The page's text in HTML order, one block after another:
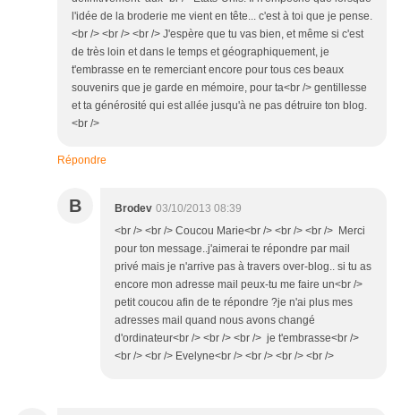
l'idée de la broderie me vient en tête... c'est à toi que je pense.
<br /> <br /> <br /> J'espère que tu vas bien, et même si c'est
de très loin et dans le temps et géographiquement, je
t'embrasse en te remerciant encore pour tous ces beaux
souvenirs que je garde en mémoire, pour ta<br /> gentillesse
et ta générosité qui est allée jusqu'à ne pas détruire ton blog.
<br />
Répondre
B Brodev 03/10/2013 08:39
<br /> <br /> Coucou Marie<br /> <br /> <br /> Merci
pour ton message..j'aimerai te répondre par mail
privé mais je n'arrive pas à travers over-blog.. si tu as
encore mon adresse mail peux-tu me faire un<br />
petit coucou afin de te répondre ?je n'ai plus mes
adresses mail quand nous avons changé
d'ordinateur<br /> <br /> <br /> je t'embrasse<br />
<br /> <br /> Evelyne<br /> <br /> <br /> <br />